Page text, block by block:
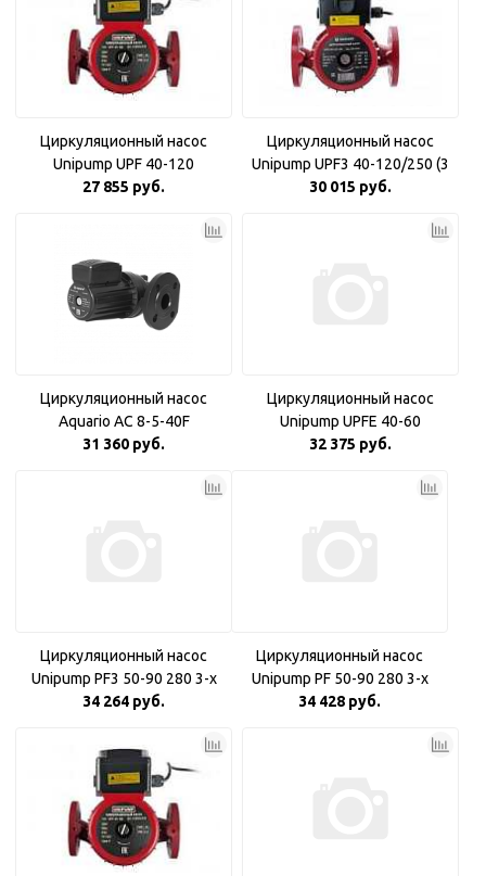
Циркуляционный насос
Unipump UPF 40-120
27 855 руб.
Циркуляционный насос
Unipump UPF3 40-120/250 (3
фазн)
30 015 руб.
Циркуляционный насос
Aquario AC 8-5-40F
31 360 руб.
Циркуляционный насос
Unipump UPFE 40-60
32 375 руб.
Циркуляционный насос
Unipump PF3 50-90 280 3-х
скоростной
34 264 руб.
Циркуляционный насос
Unipump PF 50-90 280 3-х
скоростной
34 428 руб.